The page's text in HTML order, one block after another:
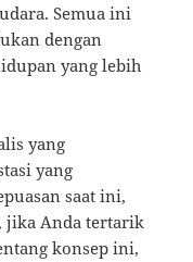
Semua ini
dengan
yang lebih
yang
yang
saat ini,
jika Anda tertarik
konsep ini,